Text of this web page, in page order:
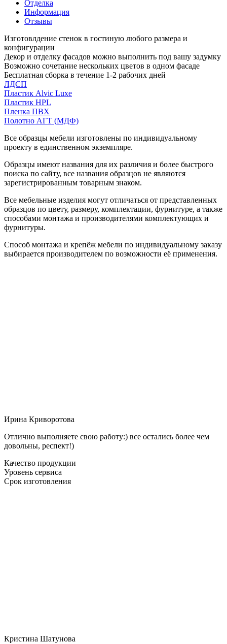
Отделка
Информация
Отзывы
Изготовлдение стенок в гостиную любого размера и
конфигурации
Декор и отделку фасадов можно выполнить под вашу задумку
Возможно сочетание нескольких цветов в одном фасаде
Бесплатная сборка в течение 1-2 рабочих дней
ЛДСП
Пластик Alvic Luxe
Пластик HPL
Пленка ПВХ
Полотно АГТ (МДФ)
Все образцы мебели изготовлены по индивидуальному
проекту в единственном экземпляре.
Образцы имеют названия для их различия и более быстрого
поиска по сайту, все названия образцов не являются
зарегистрированным товарным знаком.
Все мебельные изделия могут отличаться от представленных
образцов по цвету, размеру, комплектации, фурнитуре, а также
способами монтажа и производителями комплектующих и
фурнитуры.
Способ монтажа и крепёж мебели по индивидуальному заказу
выбирается производителем по возможности её применения.
Ирина Криворотова
Отлично выполняете свою работу:) все остались более чем
довольны, респект!)
Качество продукции
Уровень сервиса
Срок изготовления
Кристина Шатунова